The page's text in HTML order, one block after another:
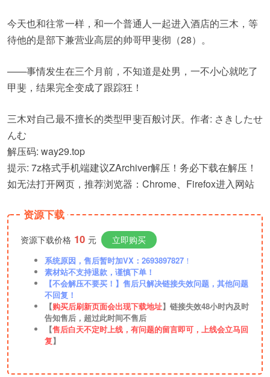
今天也和往常一样，和一个普通人一起进入酒店的三木，等
待他的是部下兼营业高层的帅哥甲斐彻（28）。
——事情发生在三个月前，不知道是处男，一不小心就吃了
甲斐，结果完全变成了跟踪狂！
三木对自己最不擅长的类型甲斐百般讨厌。作者: さきしたせ
んむ
解压码: way29.top
提示: 7z格式手机端建议ZArchiver解压！务必下载在解压！
如无法打开网页，推荐浏览器：Chrome、Firefox进入网站
资源下载
资源下载价格 10 元 立即购买
系统原因，售后暂时加VX：2693897827 ！
素材站不支持退款，谨慎下单！
【不会解压不要买！】售后只解决链接失效问题，其他问题
不回复！
【购买后刷新页面会出现下载地址】链接失效48小时内及时
告知售后，超过此时间不售后
【售后白天不定时上线，有问题的留言即可，上线会立马回
复】